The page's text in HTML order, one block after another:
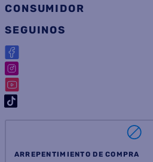
CONSUMIDOR
SEGUINOS
ARREPENTIMIENTO DE COMPRA